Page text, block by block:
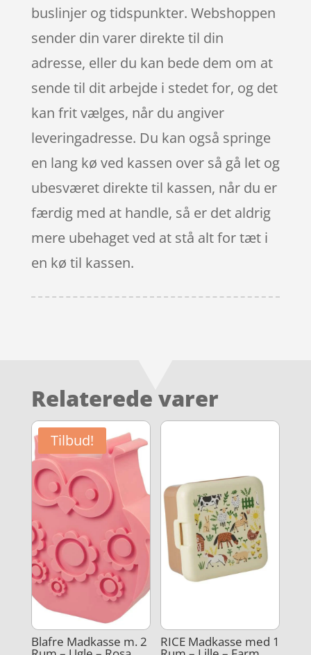
buslinjer og tidspunkter. Webshoppen
sender din varer direkte til din
adresse, eller du kan bede dem om at
sende til dit arbejde i stedet for, og det
kan frit vælges, når du angiver
leveringadresse. Du kan også springe
en lang kø ved kassen over så gå let og
ubesværet direkte til kassen, når du er
færdig med at handle, så er det aldrig
mere ubehaget ved at stå alt for tæt i
en kø til kassen.
Relaterede varer
Tilbud!
Blafre Madkasse m. 2 RICE Madkasse med 1